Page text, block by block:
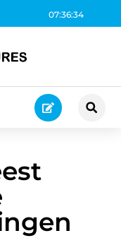
07:36:35